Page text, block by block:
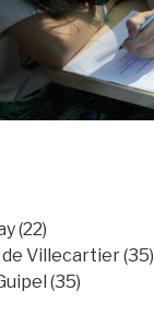
(22)
Villecartier (35)
(35)